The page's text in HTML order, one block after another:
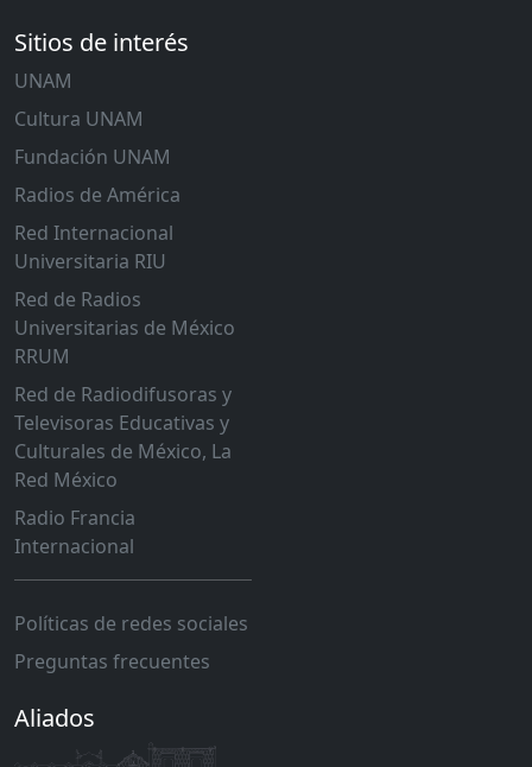
Sitios de interés
UNAM
Cultura UNAM
Fundación UNAM
Radios de América
Red Internacional
Universitaria RIU
Red de Radios
Universitarias de México
RRUM
Red de Radiodifusoras y
Televisoras Educativas y
Culturales de México, La
Red México
Radio Francia
Internacional
Políticas de redes sociales
Preguntas frecuentes
Aliados